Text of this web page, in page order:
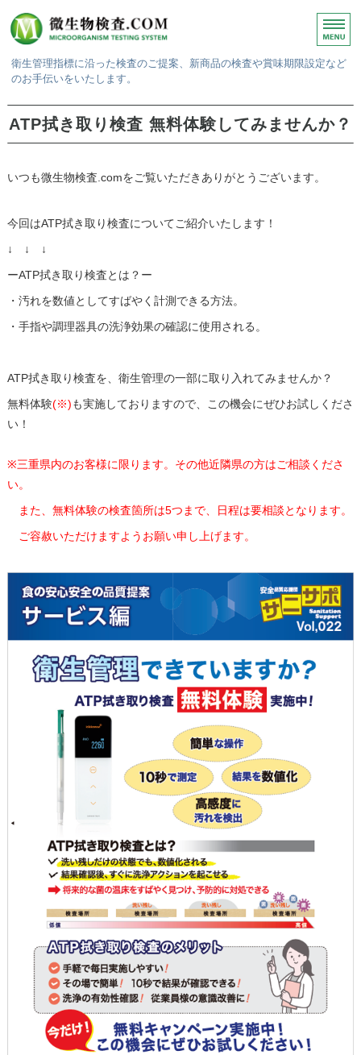
衛生管理指標に沿った検査のご提案、新商品の検査や賞味期限設定など
のお手伝いをいたします。
ホーム
微生物検査
賞味期限検査
ご依頼方法
ATP拭き取り検査 無料体験してみませんか？
いつも微生物検査.comをご覧いただきありがとうございます。
今回はATP拭き取り検査についてご紹介いたします！
↓ ↓ ↓
ーATP拭き取り検査とは？ー
・汚れを数値としてすばやく計測できる方法。
・手指や調理器具の洗浄効果の確認に使用される。
ATP拭き取り検査を、衛生管理の一部に取り入れてみませんか？
無料体験(※)も実施しておりますので、この機会にぜひお試しくださ
い！
※三重県内のお客様に限ります。その他近隣県の方はご相談くださ
い。
また、無料体験の検査箇所は5つまで、日程は要相談となります。
ご容赦いただけますようお願い申し上げます。